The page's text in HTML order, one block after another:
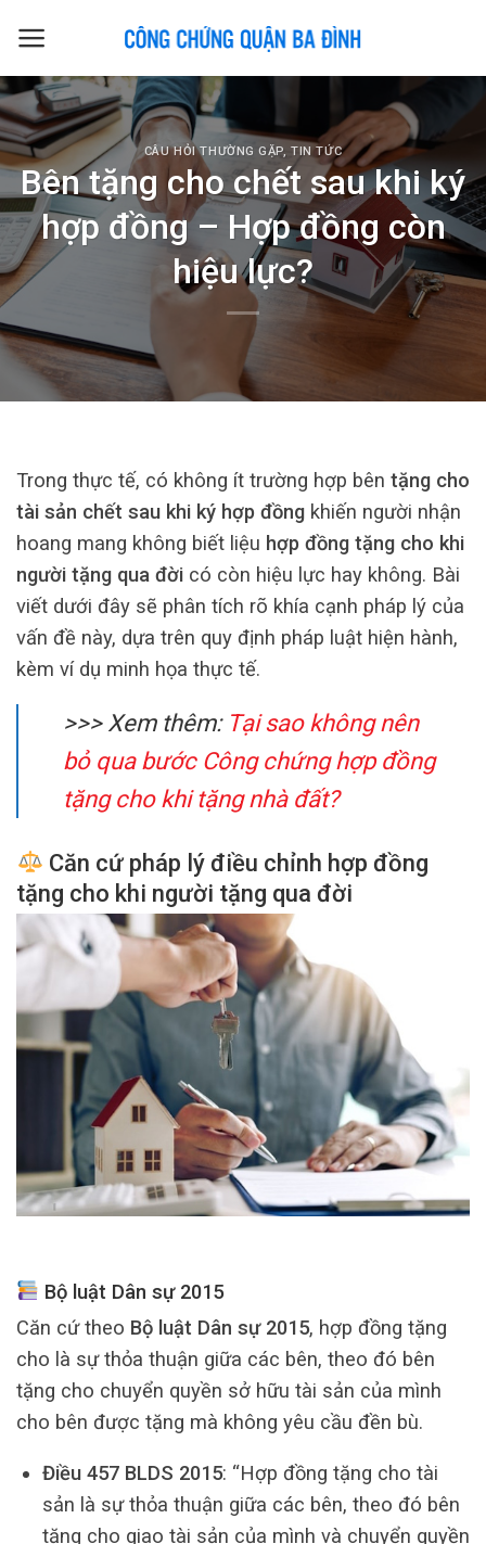
CÂU HỎI THƯỜNG GẶP,TIN TỨC
Bên tặng cho chết sau khi ký
hợp đồng – Hợp đồng còn
hiệu lực?
Trong thực tế, có không ít trường hợp bên tặng cho
tài sản chết sau khi ký hợp đồng khiến người nhận
hoang mang không biết liệu hợp đồng tặng cho khi
người tặng qua đời có còn hiệu lực hay không. Bài
viết dưới đây sẽ phân tích rõ khía cạnh pháp lý của
vấn đề này, dựa trên quy định pháp luật hiện hành,
kèm ví dụ minh họa thực tế.
>>> Xem thêm: Tại sao không nên
bỏ qua bước Công chứng hợp đồng
tặng chokhi tặng nhà đất?
Căn cứ pháp lý điều chỉnh hợp đồng
tặng cho khi người tặng qua đời
Bộ luật Dân sự 2015
Căn cứ theo Bộ luật Dân sự 2015, hợp đồng tặng
cho là sự thỏa thuận giữa các bên, theo đó bên
tặng cho chuyển quyền sở hữu tài sản của mình
cho bên được tặng mà không yêu cầu đền bù.
Điều 457 BLDS 2015: “Hợp đồng tặng cho tài
sản là sự thỏa thuận giữa các bên, theo đó bên
tặng cho giao tài sản của mình và chuyển quyền